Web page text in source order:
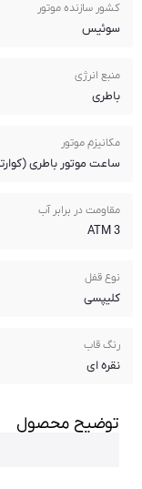
کشور سازنده موتور
سوئیس
منبع انرژی
باطری
مکانیزم موتور
ساعت موتور باطری
مقاومت در برابر آب
3 ATM
نوع قفل
کلیپسی
رنگ قاب
نقره ای
توضیح محصول